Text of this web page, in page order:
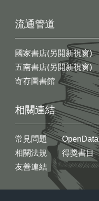
流通管道
國家書店(另開新視窗)
五南書店(另開新視窗)
寄存圖書館
相關連結
常見問題
相關法規
友善連結
OpenData
得獎書目